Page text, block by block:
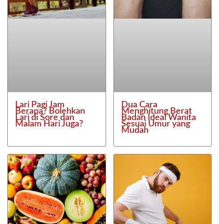
Lari Pagi Jam
Berapa? Bolehkan
Lari di Sore dan
Malam Hari Juga?
Dua Cara
Menghitung Berat
Badan Ideal Wanita
Sesuai Umur yang
Mudah